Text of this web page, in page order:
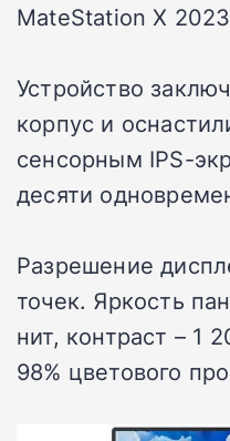
MateStation X
Устройство
корпус и
сенсорным IPS-
десяти
Разрешение
точек. Яркость
нит, контраст – 1
98% цветового